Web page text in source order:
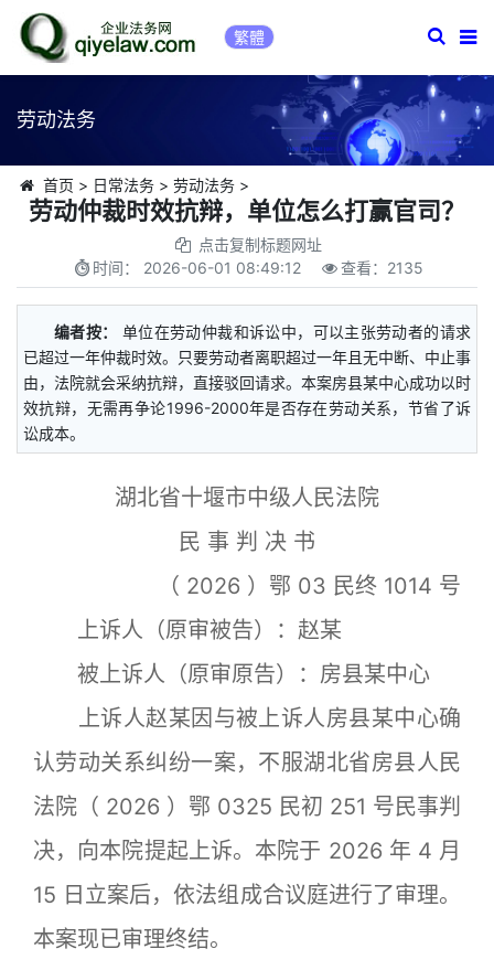
繁體
劳动法务
首页 > 日常法务> 劳动法务>
劳动仲裁时效抗辩，单位怎么打赢官司？
点击复制标题网址
时间： 2026-06-01 08:49:12 查看： 2135
编者按：
单位在劳动仲裁和诉讼中，可以主张劳动者的请求
已超过一年仲裁时效。只要劳动者离职超过一年且无中断、中止事
由，法院就会采纳抗辩，直接驳回请求。本案房县某中心成功以时
效抗辩，无需再争论1996-2000年是否存在劳动关系，节省了诉
讼成本。
湖北省十堰市中级人民法院
民 事 判 决 书
（ 2026 ）鄂 03 民终 1014 号
上诉人（原审被告）：赵某
被上诉人（原审原告）：房县某中心
上诉人赵某因与被上诉人房县某中心确
认劳动关系纠纷一案，不服湖北省房县人民
法院（ 2026 ）鄂 0325 民初 251 号民事判
决，向本院提起上诉。本院于 2026 年 4 月
15 日立案后，依法组成合议庭进行了审理。
本案现已审理终结。